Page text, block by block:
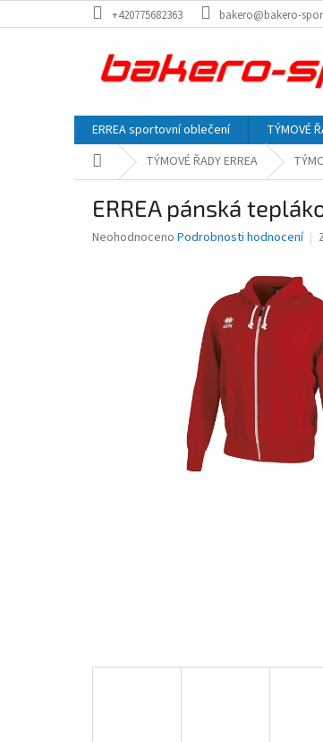
na
+420775682363 bakero@bakero-
ERREA sportovní oblečení TÝMOVÉ
Domů TÝMOVÉ ŘADY ERREA
ERREA pánská
Průměrné
Neohodnoceno Podrobnosti hodnocení